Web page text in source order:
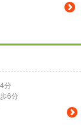
分
6分